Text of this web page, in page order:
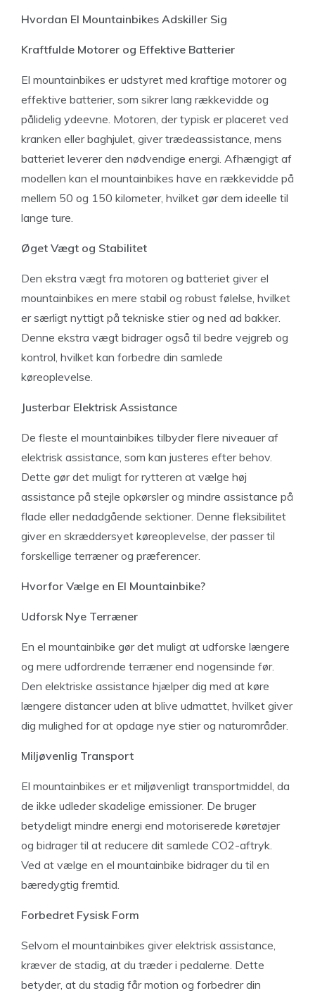
Hvordan El Mountainbikes Adskiller Sig
Kraftfulde Motorer og Effektive Batterier
El mountainbikes er udstyret med kraftige motorer og
effektive batterier, som sikrer lang rækkevidde og
pålidelig ydeevne. Motoren, der typisk er placeret ved
kranken eller baghjulet, giver trædeassistance, mens
batteriet leverer den nødvendige energi. Afhængigt af
modellen kan el mountainbikes have en rækkevidde på
mellem 50 og 150 kilometer, hvilket gør dem ideelle til
lange ture.
Øget Vægt og Stabilitet
Den ekstra vægt fra motoren og batteriet giver el
mountainbikes en mere stabil og robust følelse, hvilket
er særligt nyttigt på tekniske stier og ned ad bakker.
Denne ekstra vægt bidrager også til bedre vejgreb og
kontrol, hvilket kan forbedre din samlede
køreoplevelse.
Justerbar Elektrisk Assistance
De fleste el mountainbikes tilbyder flere niveauer af
elektrisk assistance, som kan justeres efter behov.
Dette gør det muligt for rytteren at vælge høj
assistance på stejle opkørsler og mindre assistance på
flade eller nedadgående sektioner. Denne fleksibilitet
giver en skræddersyet køreoplevelse, der passer til
forskellige terræner og præferencer.
Hvorfor Vælge en El Mountainbike?
Udforsk Nye Terræner
En el mountainbike gør det muligt at udforske længere
og mere udfordrende terræner end nogensinde før.
Den elektriske assistance hjælper dig med at køre
længere distancer uden at blive udmattet, hvilket giver
dig mulighed for at opdage nye stier og naturområder.
Miljøvenlig Transport
El mountainbikes er et miljøvenligt transportmiddel, da
de ikke udleder skadelige emissioner. De bruger
betydeligt mindre energi end motoriserede køretøjer
og bidrager til at reducere dit samlede CO2-aftryk.
Ved at vælge en el mountainbike bidrager du til en
bæredygtig fremtid.
Forbedret Fysisk Form
Selvom el mountainbikes giver elektrisk assistance,
kræver de stadig, at du træder i pedalerne. Dette
betyder, at du stadig får motion og forbedrer din